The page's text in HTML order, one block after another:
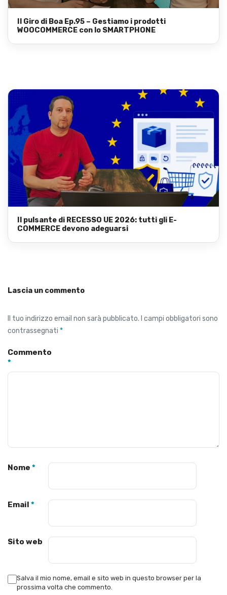
Il Giro di Boa Ep.95 – Gestiamo i prodotti
WOOCOMMERCE con lo SMARTPHONE
Il pulsante di RECESSO UE 2026: tutti gli E-
COMMERCE devono adeguarsi
Lascia un commento
Il tuo indirizzo email non sarà pubblicato. I campi obbligatori sono
contrassegnati *
Commento
*
Nome *
Email *
Sito web
Salva il mio nome, email e sito web in questo browser per la
prossima volta che commento.